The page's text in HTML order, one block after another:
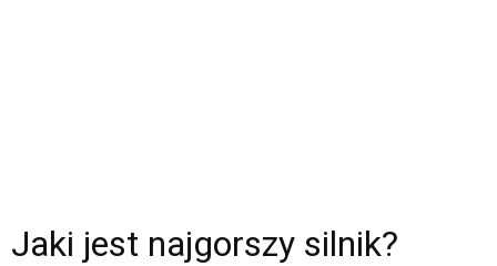
Jaki jest najgorszy silnik?